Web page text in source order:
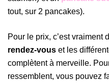
tout, sur 2 pancakes).
Pour le prix, c’est vraiment
rendez-vous et les
complètent à merveille.
ressemblent, vous pouvez